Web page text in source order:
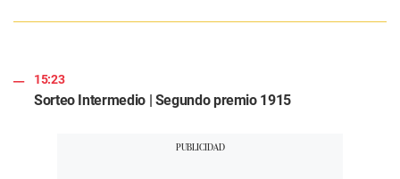
15:23
Sorteo Intermedio | Segundo premio 1915